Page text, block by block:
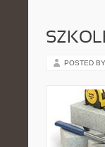
POSTED